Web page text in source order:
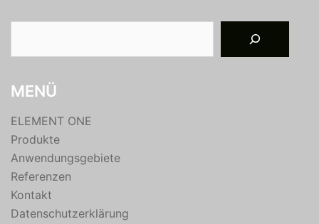
MENÜ
ELEMENT ONE
Produkte
Anwendungsgebiete
Referenzen
Kontakt
Datenschutzerklärung